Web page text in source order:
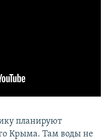
планируют
Крыма. Там воды не